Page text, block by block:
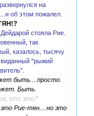
на
об этом пожалел.
стояла Рие.
так
казалось, тысячу
виданный "рыжий
быть....просто.
Быть.
кто это?
Рие-тян....но это